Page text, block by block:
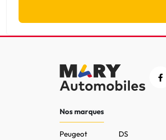
Nos marques
Peugeot DS